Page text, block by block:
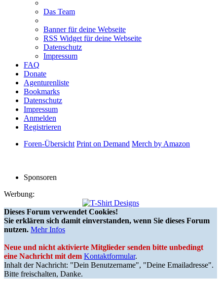
Das Team
Banner für deine Webseite
RSS Widget für deine Webseite
Datenschutz
Impressum
FAQ
Donate
Agenturenliste
Bookmarks
Datenschutz
Impressum
Anmelden
Registrieren
Foren-Übersicht Print on Demand Merch by Amazon
Sponsoren
Werbung:
Dieses Forum verwendet Cookies!
Sie erklären sich damit einverstanden, wenn Sie dieses Forum
nutzen. Mehr Infos
Neue und nicht aktivierte Mitglieder senden bitte unbedingt
eine Nachricht mit dem Kontaktformular.
Inhalt der Nachricht: "Dein Benutzername", "Deine Emailadresse".
Bitte freischalten, Danke.